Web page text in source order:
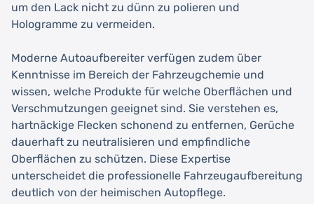
um den Lack nicht zu dünn zu polieren und
Hologramme zu vermeiden.
Moderne Autoaufbereiter verfügen zudem über
Kenntnisse im Bereich der Fahrzeugchemie und
wissen, welche Produkte für welche Oberflächen und
Verschmutzungen geeignet sind. Sie verstehen es,
hartnäckige Flecken schonend zu entfernen, Gerüche
dauerhaft zu neutralisieren und empfindliche
Oberflächen zu schützen. Diese Expertise
unterscheidet die professionelle Fahrzeugaufbereitung
deutlich von der heimischen Autopflege.